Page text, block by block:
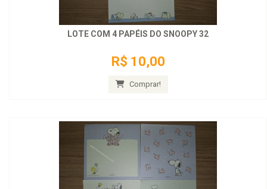
LOTE COM 4 PAPÉIS DO SNOOPY 32
R$ 10,00
Comprar!